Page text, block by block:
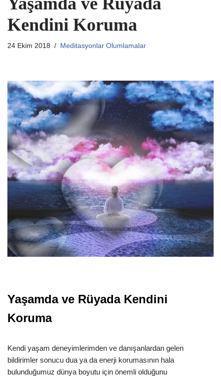
Kendini Koruma
24 Ekim 2018 Meditasyonlar Olumlamalar
Yaşamda ve Rüyada Kendini
Koruma
Kendi yaşam deneyimlerimden ve danışanlardan gelen
bildirimler sonucu dua ya da enerji korumasının hala
bulunduğumuz dünya boyutu için önemli olduğunu